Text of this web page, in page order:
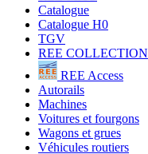
Catalogue
Catalogue H0
TGV
REE COLLECTION
REE Access
Autorails
Machines
Voitures et fourgons
Wagons et grues
Véhicules routiers